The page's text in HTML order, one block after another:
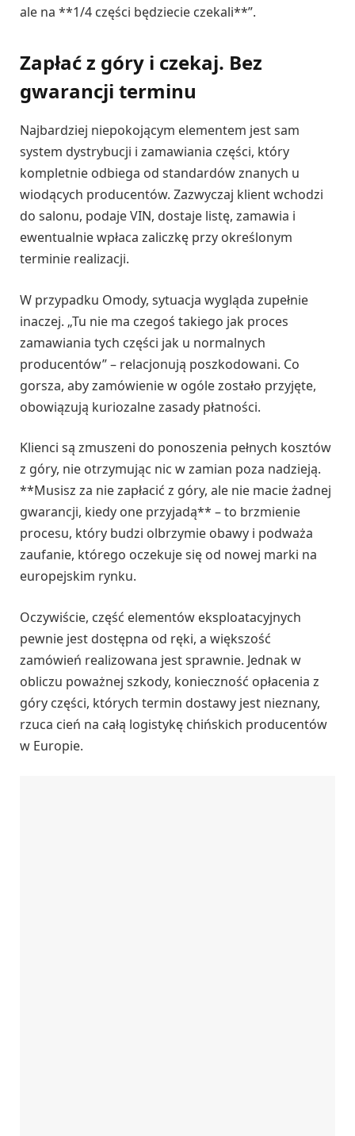
ale na **1/4 części będziecie czekali**”.
Zapłać z góry i czekaj. Bez
gwarancji terminu
Najbardziej niepokojącym elementem jest sam
system dystrybucji i zamawiania części, który
kompletnie odbiega od standardów znanych u
wiodących producentów. Zazwyczaj klient wchodzi
do salonu, podaje VIN, dostaje listę, zamawia i
ewentualnie wpłaca zaliczkę przy określonym
terminie realizacji.
W przypadku Omody, sytuacja wygląda zupełnie
inaczej. „Tu nie ma czegoś takiego jak proces
zamawiania tych części jak u normalnych
producentów” – relacjonują poszkodowani. Co
gorsza, aby zamówienie w ogóle zostało przyjęte,
obowiązują kuriozalne zasady płatności.
Klienci są zmuszeni do ponoszenia pełnych kosztów
z góry, nie otrzymując nic w zamian poza nadzieją.
**Musisz za nie zapłacić z góry, ale nie macie żadnej
gwarancji, kiedy one przyjadą** – to brzmienie
procesu, który budzi olbrzymie obawy i podważa
zaufanie, którego oczekuje się od nowej marki na
europejskim rynku.
Oczywiście, część elementów eksploatacyjnych
pewnie jest dostępna od ręki, a większość
zamówień realizowana jest sprawnie. Jednak w
obliczu poważnej szkody, konieczność opłacenia z
góry części, których termin dostawy jest nieznany,
rzuca cień na całą logistykę chińskich producentów
w Europie.